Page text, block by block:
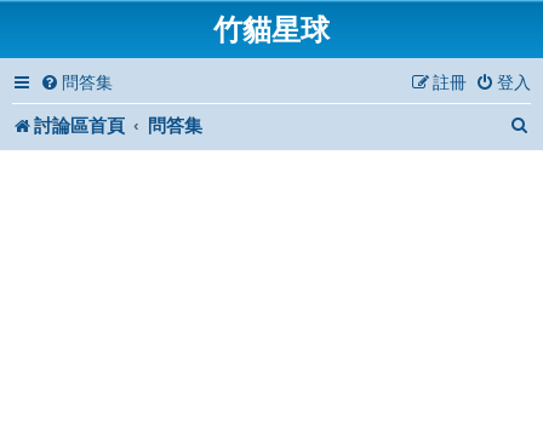
竹貓星球
問答集 登入
註冊
討論區首頁 問答集